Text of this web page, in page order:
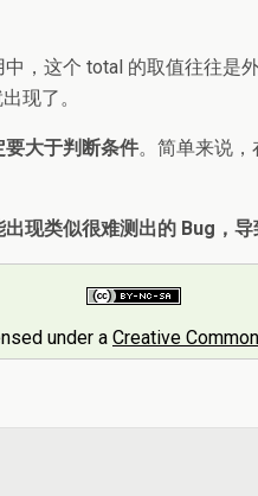
，这个 total 的取值往往是
现了。
大于判断条件。简单来说
现类似很难测出的 Bug，
under a Creative